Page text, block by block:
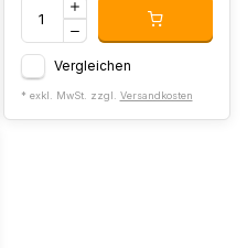
Vergleichen
* exkl. MwSt. zzgl. Versandkosten